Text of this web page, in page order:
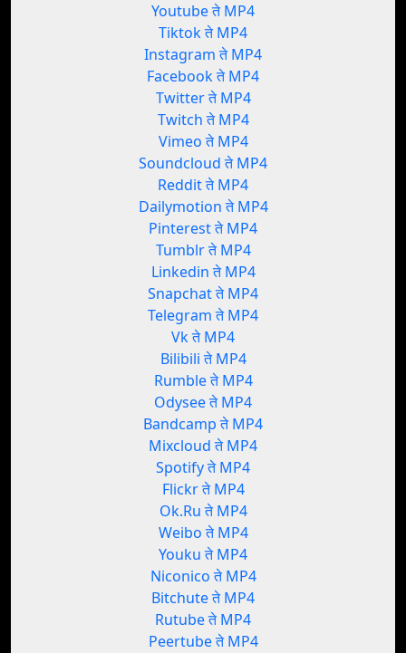
Youtube ते MP4
Tiktok ते MP4
Instagram ते MP4
Facebook ते MP4
Twitter ते MP4
Twitch ते MP4
Vimeo ते MP4
Soundcloud ते MP4
Reddit ते MP4
Dailymotion ते MP4
Pinterest ते MP4
Tumblr ते MP4
Linkedin ते MP4
Snapchat ते MP4
Telegram ते MP4
Vk ते MP4
Bilibili ते MP4
Rumble ते MP4
Odysee ते MP4
Bandcamp ते MP4
Mixcloud ते MP4
Spotify ते MP4
Flickr ते MP4
Ok.Ru ते MP4
Weibo ते MP4
Youku ते MP4
Niconico ते MP4
Bitchute ते MP4
Rutube ते MP4
Peertube ते MP4